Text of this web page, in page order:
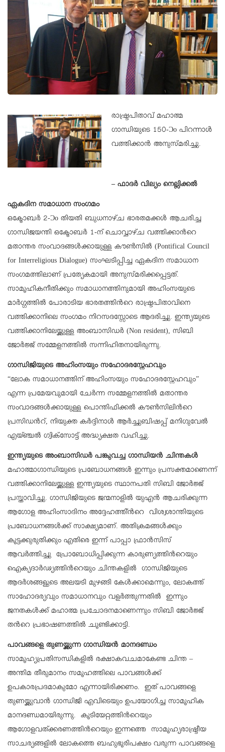
രാഷ്ട്രപിതാവ് മഹാത്മ
ഗാന്ധിയുടെ 150-Ɔο പിറന്നാള്‍
വത്തിക്കാന്‍ അനുസ്മരിച്ചു.
– ഫാദര്‍ വില്യം നെല്ലിക്കല്‍
ഏകദിന സമാധാന സംഗമം
ഒക്ടോബര്‍ 2-Ɔο തിയതി ബുധനാഴ്ച ഭാരതമക്കള്‍ ആചരിച്ച
ഗാന്ധിജയന്തി ഒക്ടോബര്‍ 1-ന് ചൊവ്വാഴ്ച വത്തിക്കാന്‍റെ
മതാന്തര സംവാദങ്ങള്‍ക്കായുള്ള കൗണ്‍സില്‍ (Pontifical Council
for Interreligious Dialogue) സംഘടിപ്പിച്ച ഏകദിന സമാധാന
സംഗമത്തിലാണ് പ്രത്യേകമായി അനുസ്മരിക്കപ്പെട്ടത്.
സാമൂഹികനീതിക്കും സമാധാനത്തിനുമായി അഹിംസയുടെ
മാര്‍ഗ്ഗത്തില്‍ പോരാടിയ ഭാരതത്തിന്‍റെ രാഷ്ട്രപിതാവിനെ
വത്തിക്കാനിലെ സംഗമം നിറസദസ്സോടെ ആദരിച്ചു. ഇന്ത്യയുടെ
വത്തിക്കാനിലേയ്ക്കുള്ള അംബാസിഡര്‍ (Non resident), സിബി
ജോര്‍ജ്ജ് സമ്മേളനത്തില്‍ സന്നിഹിതനായിരുന്നു.
ഗാന്ധിജിയുടെ അഹിംസയും സഹോദരസ്നേഹവും
“ലോക സമാധാനത്തിന് അഹിംസയും സഹോദരസ്നേഹവും”
എന്ന പ്രമേയവുമായി ചേര്‍ന്ന സമ്മേളനത്തില്‍ മതാന്തര
സംവാദങ്ങള്‍ക്കായുള്ള പൊന്തിഫിക്കല്‍ കൗണ്‍സിലിന്‍റെ
പ്രസിഡന്‍റ്, നിയുക്ത കര്‍ദ്ദിനാള്‍ ആര്‍ച്ചുബിഷപ്പ് മനിഗുവേല്‍
എയ്ഞ്ചല്‍ ഗ്വിക്സോട്ട് അദ്ധ്യക്ഷത വഹിച്ചു.
ഇന്ത്യയുടെ അംബാസിഡര്‍ പങ്കുവച്ച ഗാന്ധിയന്‍ ചിന്തകള്‍
മഹാത്മാഗാന്ധിയുടെ പ്രബോധനങ്ങള്‍ ഇന്നും പ്രസക്തമാണെന്ന്
വത്തിക്കാനിലേയ്ക്കുള്ള ഇന്ത്യയുടെ സ്ഥാനപതി സിബി ജോര്‍ജ്ജ്
പ്രസ്താവിച്ചു. ഗാന്ധിജിയുടെ ജന്മനാളില്‍ യുഎന്‍ ആചരിക്കുന്ന
ആഗോള അഹിംസാദിനം അദ്ദേഹത്തി്ന്‍റെ വിശ്വശാന്തിയുടെ
പ്രബോധനങ്ങള്‍ക്ക് സാക്ഷ്യമാണ്. അതിക്രമങ്ങള്‍ക്കും
കൂട്ടക്കുരുതിക്കും എതിരെ ഇന്ന് പാപ്പാ ഫ്രാന്‍സിസ്
ആവര്‍ത്തിച്ചു പ്രോബോധിപ്പിക്കുന്ന കാരുണ്യത്തിന്‍റെയും
ഐക്യദാര്‍ഢ്യത്തിന്‍റെയും ചിന്തകളില്‍ ഗാന്ധിജിയുടെ
ആദര്‍ശങ്ങളുടെ അലയടി മുഴങ്ങി കേള്‍ക്കാമെന്നും, ലോകത്ത്
സാഹോദര്യവും സമാധാനവും വളര്‍ത്തുന്നതില്‍ ഇന്നും
ജനതകള്‍ക്ക് മഹാത്മ പ്രചോദനമാണെന്നും സിബി ജോര്‍ജ്ജ്
തന്‍റെ പ്രഭാഷണത്തില്‍ ചൂണ്ടിക്കാട്ടി.
പാവങ്ങളെ തുണയ്ക്കുന്ന ഗാന്ധിയന്‍ മാനദണ്ഡം
സാമൂഹ്യപ്രതിസന്ധികളില്‍ രക്ഷാകവചമാകേണ്ട ചിന്ത –
അന്തിമ തീരുമാനം സമൂഹത്തിലെ പാവങ്ങള്‍ക്ക്
ഉപകാരപ്രദമാകുമോ എന്നായിരിക്കണം. ഇത് പാവങ്ങളെ
തുണയ്ക്കുവാന്‍ ഗാന്ധിജി എവിടെയും ഉപയോഗിച്ച സാമൂഹിക
മാനദണ്ഡമായിരുന്നു. കൂടിയേറ്റത്തിന്‍റെയും
ആഗോളവത്ക്കരണത്തിന്‍റെയും ഇന്നത്തെ സാമൂഹ്യരാഷ്ട്രീയ
സാചര്യങ്ങളില്‍ ലോകത്തെ ബഹുഭൂരിപക്ഷം വരുന്ന പാവങ്ങളെ